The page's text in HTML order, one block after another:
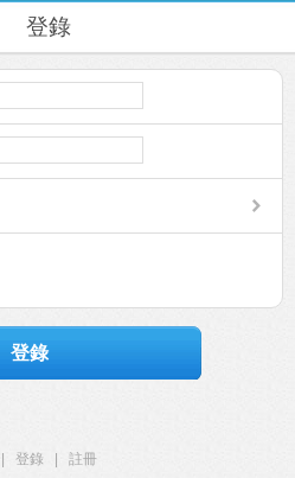
登錄
登錄
登錄
註冊